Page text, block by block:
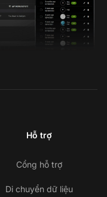
Hỗ trợ
Cổng hỗ trợ
Di chuyển dữ liệu